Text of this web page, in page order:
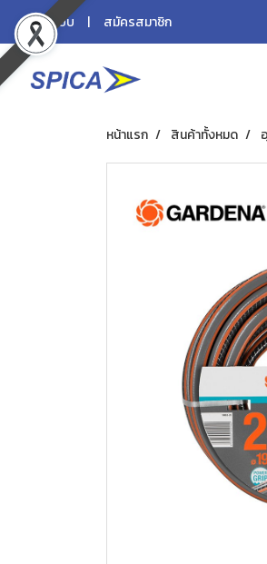
เข้าสู่ระบบ สมัครสมาชิก
หน้าแรก สินค้าทั้งหมด